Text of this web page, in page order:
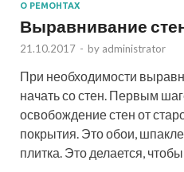
О РЕМОНТАХ
Выравнивание
21.10.2017 - by administrator
При необходимости
начать со стен. Первым
освобождение стен от
покрытия. Это обои,
плитка. Это делается,